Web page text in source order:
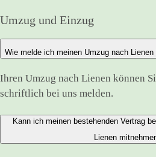
Umzug und Einzug
Wie melde ich meinen Umzug nach
Ihren Umzug nach Lienen können
schriftlich bei uns melden.
Kann ich meinen bestehenden Vertrag
Lienen